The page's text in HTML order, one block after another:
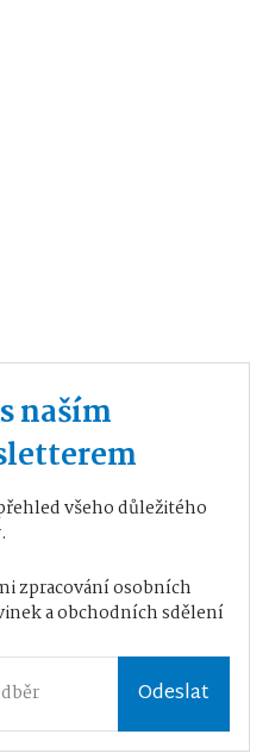
naším
všeho důležitého
zpracování osobních
a obchodních sdělení
Odeslat